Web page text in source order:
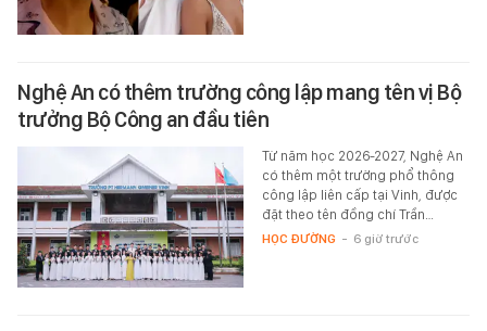
Nghệ An có thêm trường công lập mang tên vị Bộ
trưởng Bộ Công an đầu tiên
Từ năm học 2026-2027, Nghệ An
có thêm một trường phổ thông
công lập liên cấp tại Vinh, được
đặt theo tên đồng chí Trần…
HỌC ĐƯỜNG - 6 giờ trước